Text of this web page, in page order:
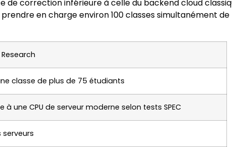
de correction inférieure à celle du backend cloud
en charge environ 100 classes simultanément de
classe de plus de 75 étudiants
une CPU de serveur moderne selon tests SPEC
serveurs